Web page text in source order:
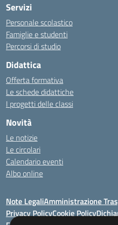
Servizi
Personale scolastico
Famiglie e studenti
Percorsi di studio
Didattica
Offerta formativa
Le schede didattiche
I progetti delle classi
Novità
Le notizie
Le circolari
Calendario eventi
Albo online
Note LegaliAmministrazione
Privacy PolicyCookie Policy